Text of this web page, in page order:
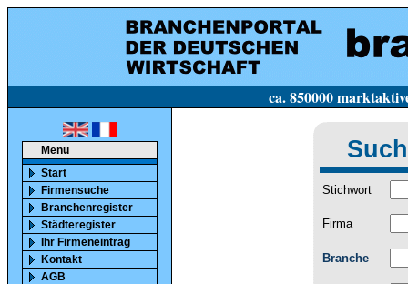
ca. 850000 marktaktive Firmen in
Menu
Start
Firmensuche
Branchenregister
Städteregister
Ihr Firmeneintrag
Kontakt
AGB
Stichwort
Firma
Branche